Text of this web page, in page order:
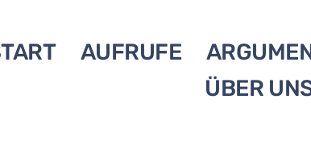
AUFRUFE
ÜBER